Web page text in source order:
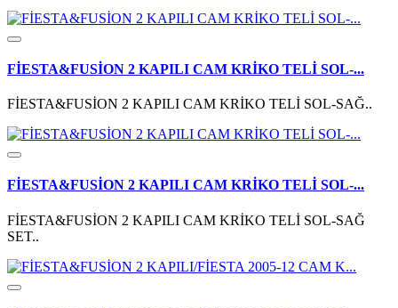
FİESTA&FUSİON 2 KAPILI CAM KRİKO TELİ SOL-...
FİESTA&FUSİON 2 KAPILI CAM KRİKO TELİ SOL-SAĞ..
FİESTA&FUSİON 2 KAPILI CAM KRİKO TELİ SOL-...
FİESTA&FUSİON 2 KAPILI CAM KRİKO TELİ SOL-SAĞ
SET..